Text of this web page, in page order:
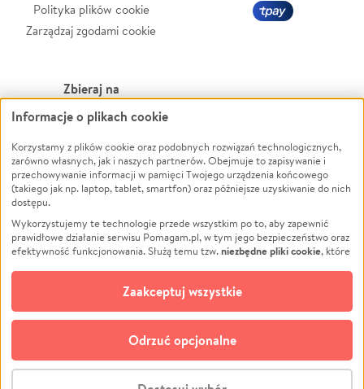
Polityka plików cookie
Zarządzaj zgodami cookie
Zbieraj na
Leczenie
Zwierzęta
Pożar
Ukraina
Pomoc Finansowa
Projekty
Pogrzeb
Społeczność lokalna
Kultura
Powódź
Wichura
NGO
Edukacja
Podróż
Impreza
Ochrona środowiska
Biznes
© CROWDING SP. Z O.O.
Informacje o plikach cookie
Korzystamy z plików cookie oraz podobnych rozwiązań technologicznych,
zarówno własnych, jak i naszych partnerów. Obejmuje to zapisywanie i
przechowywanie informacji w pamięci Twojego urządzenia końcowego
(takiego jak np. laptop, tablet, smartfon) oraz późniejsze uzyskiwanie do nich
dostępu.
Wykorzystujemy te technologie przede wszystkim po to, aby zapewnić
prawidłowe działanie serwisu Pomagam.pl, w tym jego bezpieczeństwo oraz
efektywność funkcjonowania. Służą temu tzw.niezbędne pliki cookie, które
opcjonalnych plików cookie
technologii do celów analitycznych i retargetingowych. Możesz wyrazić
zgodę na ich stosowanie lub jej odmówić. W dowolnym momencie masz
możliwość zmiany swoich preferencji na stronie „Zarządzaj zgodami cookie”,
do której link znajdziesz w stopce serwisu Pomagam.pl. Opcjonalne pliki
cookie wykorzystywane są w następujących celach:
Odrzuć opcjonalne
Zaakceptuj wszystkie